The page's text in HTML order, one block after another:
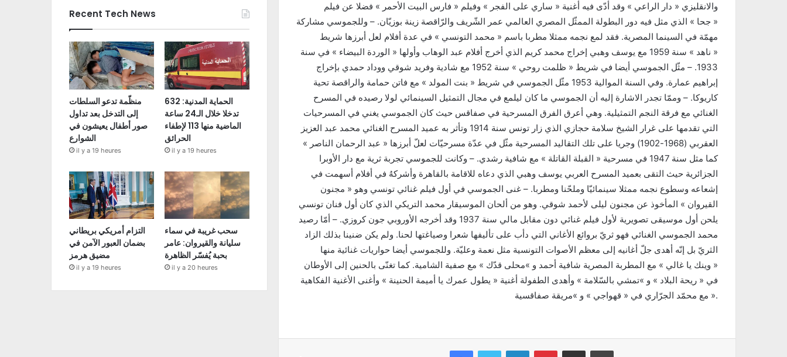
والانقليزي « دار الراعي » وقد أدّى فيه أغنية « ساري على الفجر » وفيلم « فارس البيت الأحمر » فضلا عن فيلم
« جحا » الذي مثل فيه دور البطولة الممثّل المصري العالمي عمر الشّريف والرّاقصة زينة بوزيّان. – وللجموسي مشاركة
مهمّة في السينما المصرية. فقد لمع نجمه ممثلا مطربا باسم « محمد التونسي » في عدة أفلام لعل أبرزها شريط
« ناهد » سنة 1959 مع يوسف وهبي إخراج محمد كريم الذي أخرج أفلام عبد الوهاب وأولها « الوردة البيضاء » في سنة
1933. – مثّل الجموسي أيضا في شريط « ظلمت روحي » سنة 1952 مع شادية وفريد شوقي ووداد حمدي بإخراج
إبراهيم عمارة. وفي السنة الموالية 1953 مثّل الجموسي في شريط « بنت المولد » مع فاتن حمامة والراقصة تحية
كاريوكا. – وممّا تجدر الاشارة إليه أن الجموسي ما كان ليلمع في مجال التمثيل السينمائي لولا رصيده في المسرح
الغنائي مع فرقة النجم التمثيلية. وهي أعرق الفرق المسرحية في صفاقس حيث كان الجموسي يغني في المسرحيات
التي تقدمها على غرار الشيخ سلامة حجازي الذي زار تونس سنة 1914 وتأثر به عميد المسرح الغنائي محمد عبد العزيز
العقربي (1968-1902) وجريا على تلك التقاليد المسرحية مثّل في عدّة مسرحيّات لعلّ أبرزها « عبد الرحمان الناصر »
كما مثل سنة 1947 في مسرحية « القبلة القاتلة » مع شافية رشدي. – وكانت للجموسي تجربة ثرية مع دار الأوبرا
الجزائرية حيث التقى بعميد المسرح العربي يوسف وهبي الذي دعاه للاقامة بالقاهرة وأشركهُ في أفلام أسهمت في
إشعاعه وسطوع نجمه ممثلا سينمائيّا وملحّنا ومطربا. – غنى الجموسي في أول فيلم غنائي تونسي وهو « مجنون
القيروان » المأخوذ عن مجنون ليلى لأحمد شوقي. وهو من ألحان الموسيقار محمد التريكي الذي كان أول فنان تونسي
يلحن أول موسيقى تصويرية لأول فيلم غنائي دون مقابل مالي سنة 1937 وقد أخرجه الأوروبي جون كروزي. – أمّا رصيد
محمد الجموسي الغنائي فهو ثريّ بروائع الأغاني التي دأب على تأليفها شعرا وصياغتها لحنا. ولم يكن ضنينا بذلك الزاد
الثريّ بل إنّه أهدى جلّ أغانيه إلى معظم الأصوات التونسية مثل نعمة وعليّة. وللجموسي أيضا حواريات غنائية منها
« وينك يا غالي » مع المطربة المصرية شافية أحمد و »محلى قدّك » مع صفية الشامية. كما تغنّى بالحنين إلى الأوطان
في « ريحة البلاد » و »تمشي بالسّلامة » وأهدى الطفولة أغنية « يطول عمرك يا أميمة الحنينة » وأغنى الأغنية الفكاهية
مع محمّد الجرّاري في « قهواجي » و »مريقة صفاقسية ».
Facebook Twitter Linkedin Pinterest Partager par email Imprimer
Recent Tech News
منظّمة تدعو السلطات
إلى التدخل بعد تداول
صور أطفال يعيشون في
الشوارع
il y a 19 heures
الحماية المدنية: 632
تدخلا خلال الـ24 ساعة
الماضية منها 113 لإطفاء
الحرائق
il y a 19 heures
التزام أمريكي بريطاني
بضمان العبور الآمن في
مضيق هرمز
il y a 19 heures
سحب غريبة في سماء
سليانة والقيروان: عامر
بحبة يُفسّر الظاهرة
il y a 20 heures